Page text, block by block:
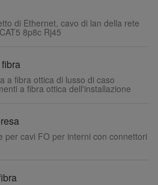
di Ethernet, cavo di lan della rete
8p8c Rj45
a fibra ottica di lusso di caso
a fibra ottica dell'installazione
per cavi FO per interni con connettori